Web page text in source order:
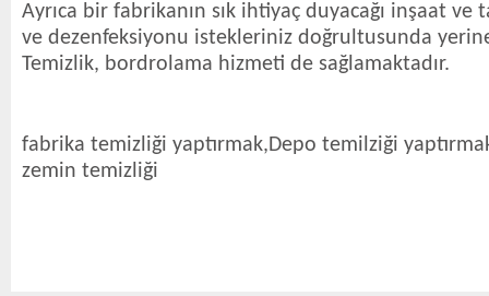
Ayrıca bir fabrikanın sık ihtiyaç duyacağı inşaat
ve dezenfeksiyonu istekleriniz doğrultusunda
Temizlik, bordrolama hizmeti de sağlamaktadır.
fabrika temizliği yaptırmak,Depo temilziği
zemin temizliği